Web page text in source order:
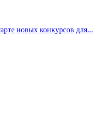
новых конкурсов для...